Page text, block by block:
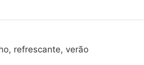
refrescante, verão